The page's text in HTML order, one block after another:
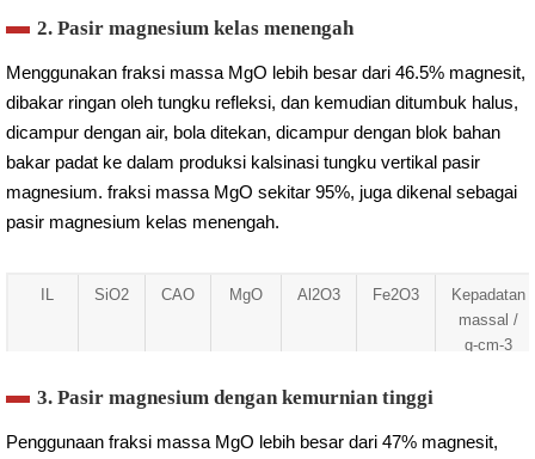
2. Pasir magnesium kelas menengah
Menggunakan fraksi massa MgO lebih besar dari 46.5% magnesit,
dibakar ringan oleh tungku refleksi, dan kemudian ditumbuk halus,
dicampur dengan air, bola ditekan, dicampur dengan blok bahan
bakar padat ke dalam produksi kalsinasi tungku vertikal pasir
magnesium. fraksi massa MgO sekitar 95%, juga dikenal sebagai
pasir magnesium kelas menengah.
IL SiO2 CAO MgO Al2O3 Fe2O3
Kepadatan
massal /
g-cm-3
1.58 1.00
3. Pasir magnesium dengan kemurnian tinggi
Penggunaan fraksi massa MgO lebih besar dari 47% magnesit,